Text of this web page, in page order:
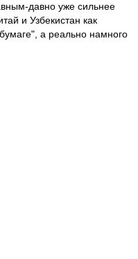
давно уже сильнее
и Узбекистан как
а реально намного